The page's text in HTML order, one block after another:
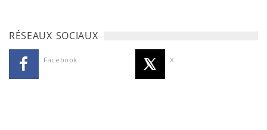
RÉSEAUX SOCIAUX
Facebook X